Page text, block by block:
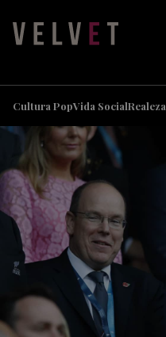
Cultura PopVida SocialRealeza